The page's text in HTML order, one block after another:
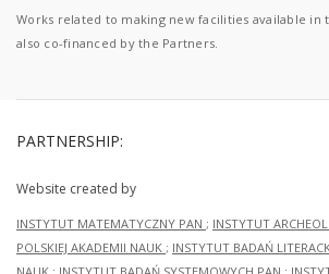
Works related to making new facilities available in
also co-financed by the Partners.
PARTNERSHIP:
Website created by
INSTYTUT MATEMATYCZNY PAN ; INSTYTUT
POLSKIEJ AKADEMII NAUK ; INSTYTUT BADAŃ